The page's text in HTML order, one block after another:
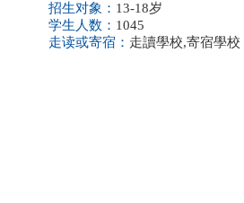
招生对象： 13-18岁
学生人数： 1045
走读或寄宿： 走讀學校,寄宿學校